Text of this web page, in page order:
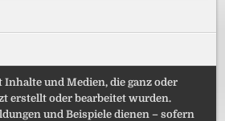
Inhalte und Medien, die ganz oder
erstellt oder bearbeitet wurden.
und Beispiele dienen – sofern